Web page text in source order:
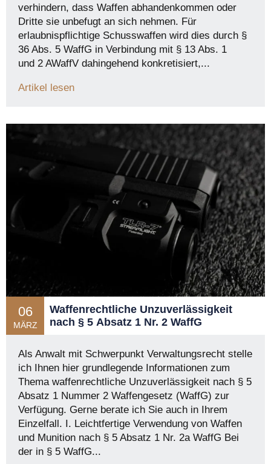
verhindern, dass Waffen abhandenkommen oder
Dritte sie unbefugt an sich nehmen. Für
erlaubnispflichtige Schusswaffen wird dies durch §
36 Abs. 5 WaffG in Verbindung mit § 13 Abs. 1
und 2 AWaffV dahingehend konkretisiert,...
Artikel lesen
06
MÄRZ
Waffenrechtliche Unzuverlässigkeit
nach § 5 Absatz 1 Nr. 2 WaffG
Als Anwalt mit Schwerpunkt Verwaltungsrecht stelle
ich Ihnen hier grundlegende Informationen zum
Thema waffenrechtliche Unzuverlässigkeit nach § 5
Absatz 1 Nummer 2 Waffengesetz (WaffG) zur
Verfügung. Gerne berate ich Sie auch in Ihrem
Einzelfall. I. Leichtfertige Verwendung von Waffen
und Munition nach § 5 Absatz 1 Nr. 2a WaffG Bei
der in § 5 WaffG...